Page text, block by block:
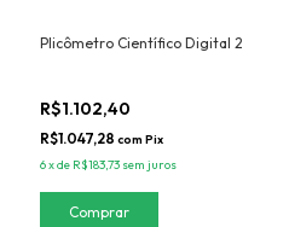
Plicômetro Científico Digital 2
R$1.102,40
R$1.047,28 com Pix
6xde R$183,73 sem juros